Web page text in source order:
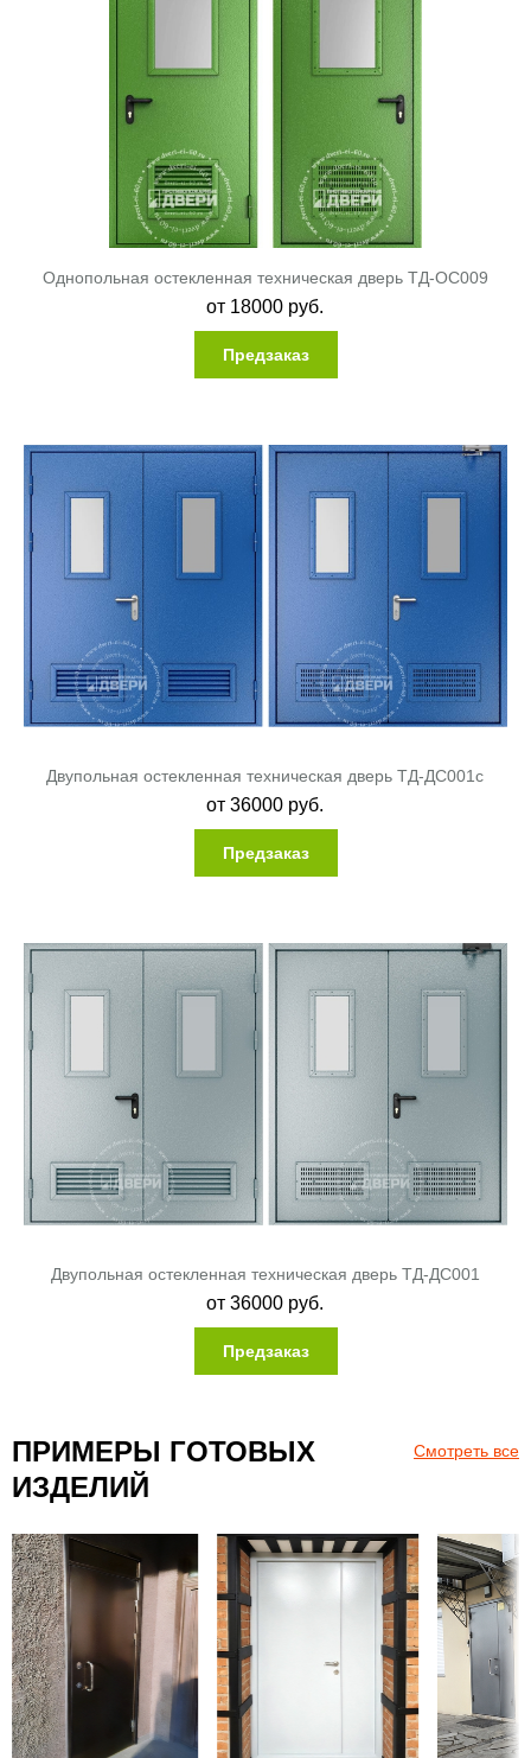
Однопольная остекленная техническая дверь ТД-ОС009
от 18000 руб.
Предзаказ
Двупольная остекленная техническая дверь ТД-ДС001c
от36000 руб.
Предзаказ
Двупольная остекленная техническая дверь ТД-ДС001
от36000 руб.
Предзаказ
ПРИМЕРЫ ГОТОВЫХ
ИЗДЕЛИЙ
Смотреть все